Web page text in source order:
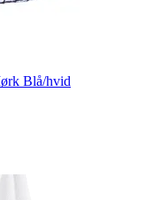
Blå/hvid